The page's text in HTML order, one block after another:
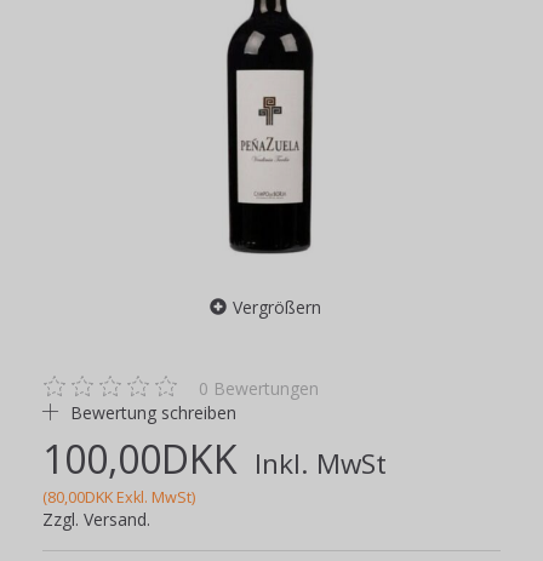
Vergrößern
0 Bewertungen
Bewertung schreiben
100,00DKK Inkl. MwSt
(80,00DKK Exkl. MwSt)
Zzgl. Versand.